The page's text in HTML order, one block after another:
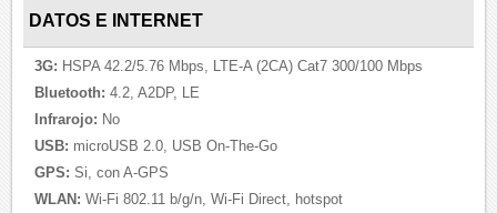
DATOS E INTERNET
3G: HSPA 42.2/5.76 Mbps, LTE-A (2CA) Cat7 300/100 Mbps
Bluetooth: 4.2, A2DP, LE
Infrarojo: No
USB: microUSB 2.0, USB On-The-Go
GPS: Si, con A-GPS
WLAN: Wi-Fi 802.11 b/g/n, Wi-Fi Direct, hotspot